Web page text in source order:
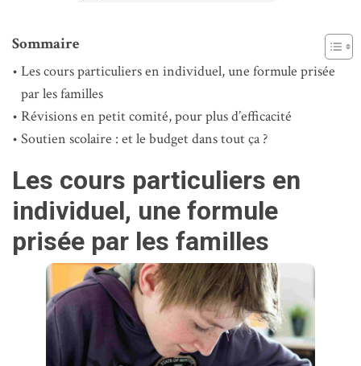
Sommaire
Les cours particuliers en individuel, une formule prisée
par les familles
Révisions en petit comité, pour plus d’efficacité
Soutien scolaire : et le budget dans tout ça ?
Les cours particuliers en
individuel, une formule
prisée par les familles